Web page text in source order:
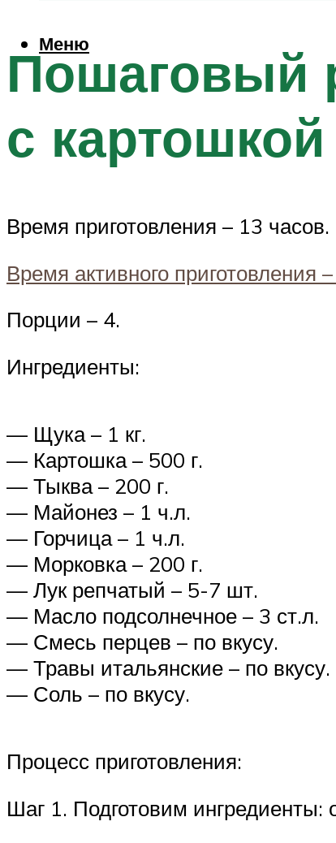
Меню
Пошаговый
с
Время приготовления – 13 часов.
Время активного приготовления
Порции – 4.
Ингредиенты:
— Щука – 1 кг.
— Картошка – 500 г.
— Тыква – 200 г.
— Майонез – 1 ч.л.
— Горчица – 1 ч.л.
— Морковка – 200 г.
— Лук репчатый – 5-7 шт.
— Масло подсолнечное – 3 ст.л.
— Смесь перцев – по вкусу.
— Травы итальянские – по вкусу.
— Соль – по вкусу.
Процесс приготовления:
Шаг 1. Подготовим